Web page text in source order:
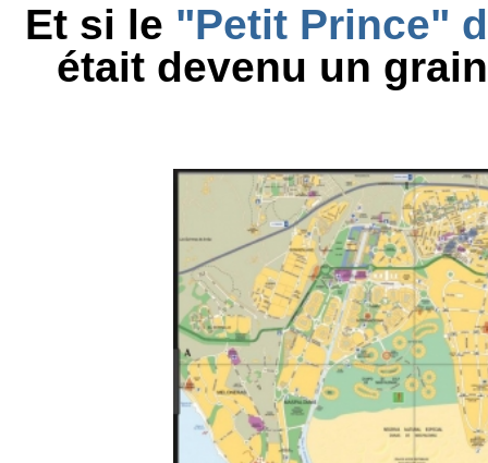
Et si le "Petit Prince"
était devenu un